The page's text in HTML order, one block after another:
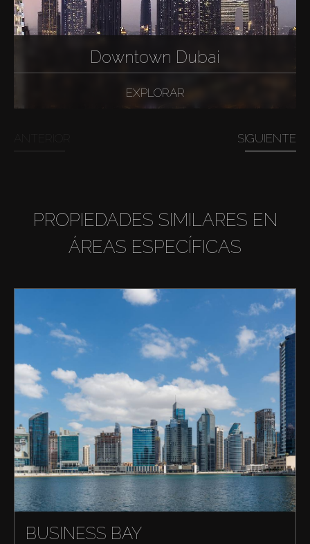
Downtown Dubai
EXPLORAR
SIGUIENTE
PROPIEDADES SIMILARES EN
ÁREAS ESPECÍFICAS
BUSINESS BAY